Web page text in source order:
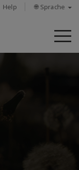
Help 🌐 Sprache